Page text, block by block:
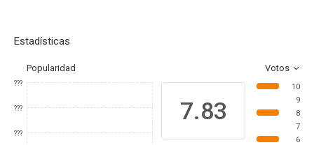
Estadísticas
Popularidad Votos
???
???
???
7.83
10
9
8
7
6